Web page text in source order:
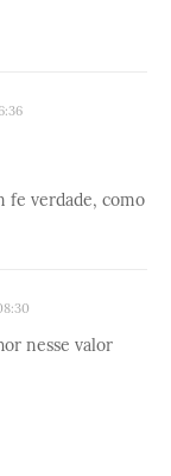
fe verdade, como
nesse valor